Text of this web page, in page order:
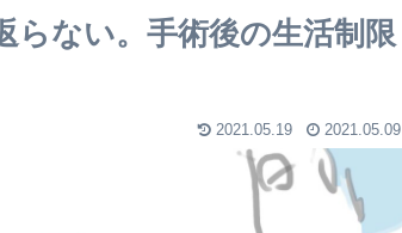
ない。手術後の生活制限
2021.05.19 2021.05.09